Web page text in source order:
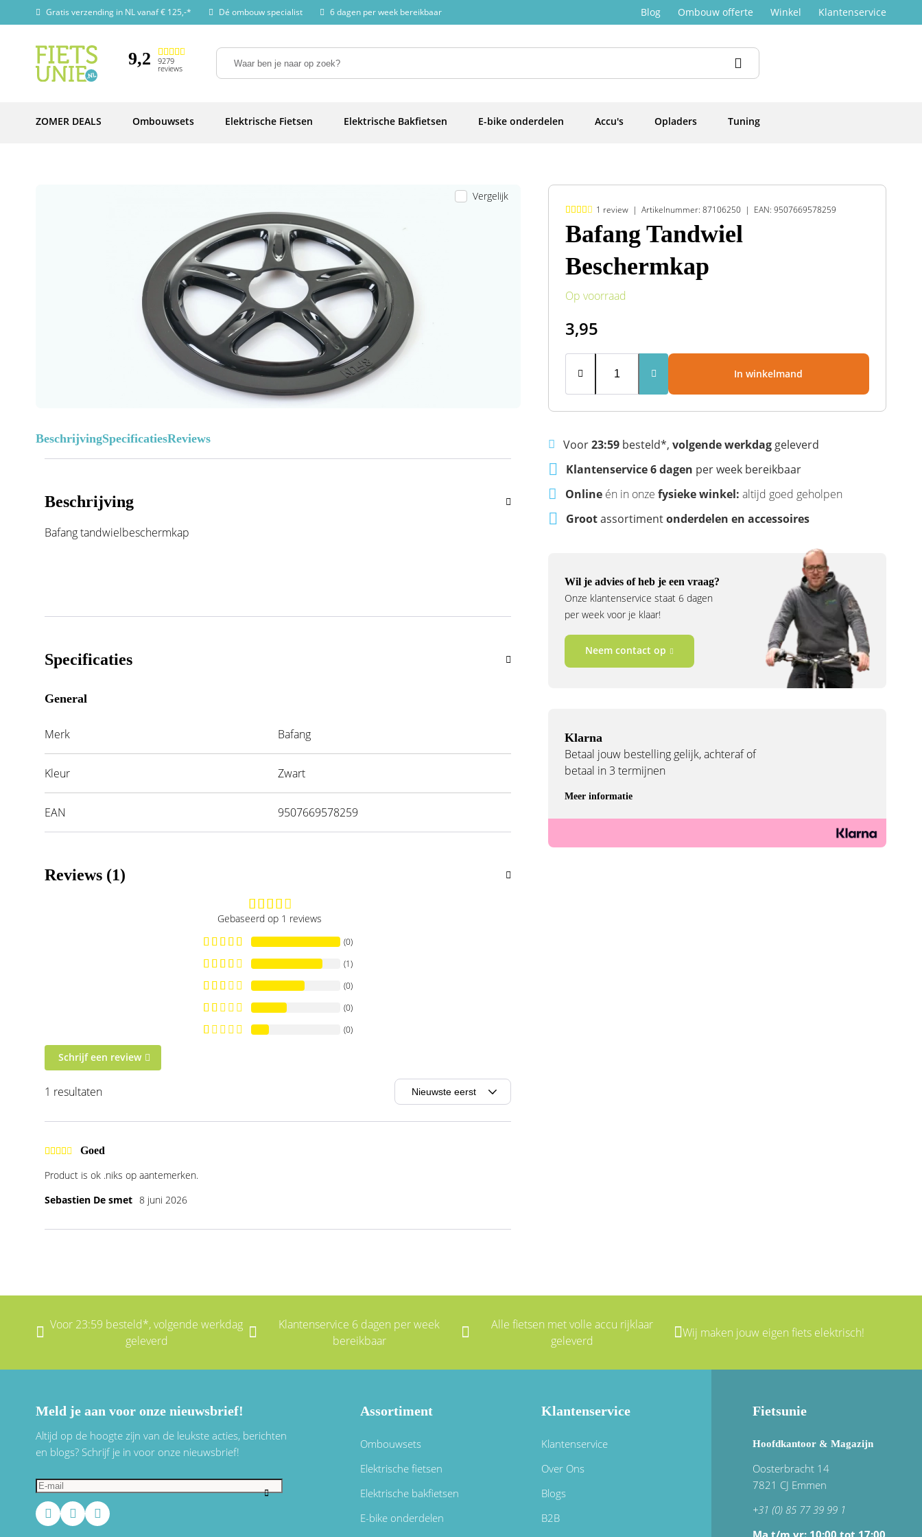
Gratis verzending in NL vanaf € 125,-* Dé ombouw specialist 6 dagen per week bereikbaar Blog Ombouw offerte Winkel Klantenservice
9,2 9279
reviews
ZOMER DEALS Ombouwsets Elektrische Fietsen Elektrische Bakfietsen E-bike onderdelen Accu's Opladers Tuning
Vergelijk
BeschrijvingSpecificatiesReviews
Beschrijving
Bafang tandwielbeschermkap
Specificaties
General
Merk Bafang
Kleur Zwart
EAN 9507669578259
Reviews (1)
Gebaseerd op 1 reviews
(0)
(1)
(0)
(0)
(0)
Schrijf een review
1 resultaten
Goed
Product is ok .niks op aantemerken.
Sebastien De smet 8 juni 2026
1 review Artikelnummer: 87106250 EAN: 9507669578259
Bafang Tandwiel
Beschermkap
Op voorraad
3,95
In winkelmand
Voor23:59besteld*, volgende werkdaggeleverd
Klantenservice 6 dagen per week bereikbaar
Online én in onze fysieke winkel: altijd goed geholpen
Grootassortimentonderdelen en accessoires
Wil je advies of heb je een vraag?
Onze klantenservice staat 6 dagen
per week voor je klaar!
Neem contact op
Klarna
Betaal jouw bestelling gelijk, achteraf of
betaal in 3 termijnen
Meer informatie
Voor 23:59 besteld*, volgende werkdag
geleverd
Klantenservice 6 dagen per week
bereikbaar
Alle fietsen met volle accu rijklaar
geleverd
Wij maken jouw eigen fiets elektrisch!
Meld je aan voor onze nieuwsbrief!
Altijd op de hoogte zijn van de leukste acties, berichten
en blogs? Schrijf je in voor onze nieuwsbrief!
Assortiment
Ombouwsets
Elektrische fietsen
Elektrische bakfietsen
E-bike onderdelen
Klantenservice
Klantenservice
Over Ons
Blogs
B2B
Fietsunie
Hoofdkantoor & Magazijn
Oosterbracht 14
7821 CJ Emmen
+31 (0) 85 77 39 99 1
Ma t/m vr: 10:00 tot 17:00